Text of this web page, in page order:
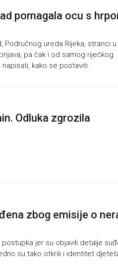
pomagala ocu s
Područnog ureda Rijeka, stranci u
pa čak i od samog riječkog
kako se postaviti.
Odluka zgrozila
zbog emisije o
jer su objavili detalje
su tako otkrili i identitet